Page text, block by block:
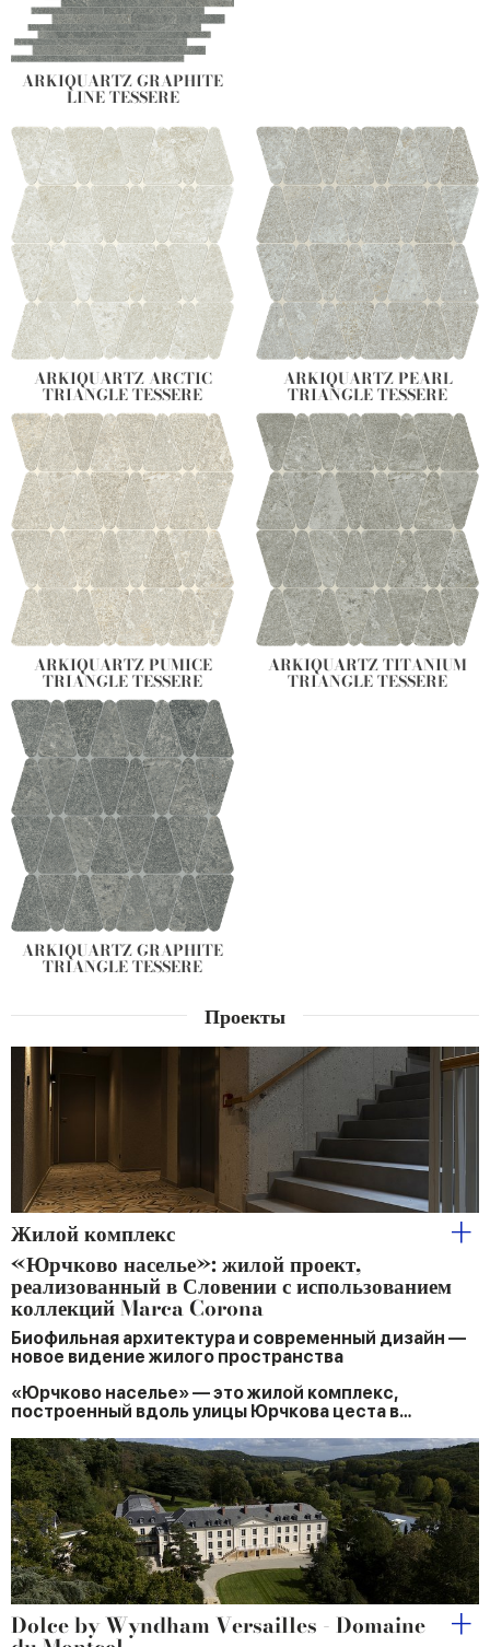
ARKIQUARTZ GRAPHITE
LINE TESSERE
ARKIQUARTZ ARCTIC
TRIANGLE TESSERE
ARKIQUARTZ PEARL
TRIANGLE TESSERE
ARKIQUARTZ PUMICE
TRIANGLE TESSERE
ARKIQUARTZ TITANIUM
TRIANGLE TESSERE
ARKIQUARTZ GRAPHITE
TRIANGLE TESSERE
Проекты
Жилой комплекс
«Юрчково населье»: жилой проект,
реализованный в Словении с использованием
коллекций Marca Corona
Биофильная архитектура и современный дизайн —
новое видение жилого пространства
«Юрчково населье» — это жилой комплекс,
построенный вдоль улицы Юрчкова цеста в…
Dolce by Wyndham Versailles - Domaine